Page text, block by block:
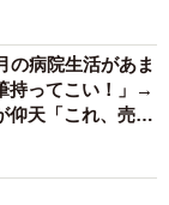
3/4
病院生活があま
持ってこい！」→
仰天「これ、売れ